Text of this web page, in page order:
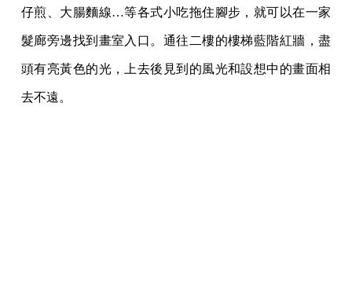
仔煎、大腸麵線…等各式小吃拖住腳步，就可以在一家
髮廊旁邊找到畫室入口。通往二樓的樓梯藍階紅牆，盡
頭有亮黃色的光，上去後見到的風光和設想中的畫面相
去不遠。